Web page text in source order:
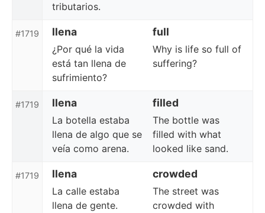
tributarios.
#1719 llena full
¿Por qué la vida
está tan llena de
sufrimiento?
Why is life so full of
suffering?
#1719 llena filled
La botella estaba
llena de algo que se
veía como arena.
The bottle was
filled with what
looked like sand.
#1719 llena crowded
La calle estaba
llena de gente.
The street was
crowded with